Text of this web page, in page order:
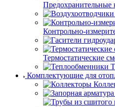
Предохранительные
Контрольно-
Термостатические
Комплектующие для